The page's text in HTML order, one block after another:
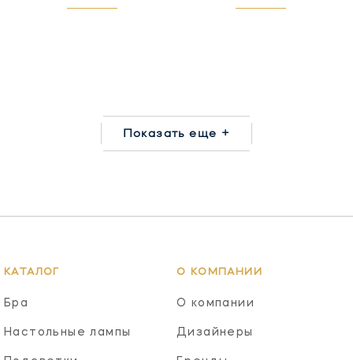
Показать еще +
КАТАЛОГ
Бра
Настольные лампы
О КОМПАНИИ
О компании
Дизайнеры